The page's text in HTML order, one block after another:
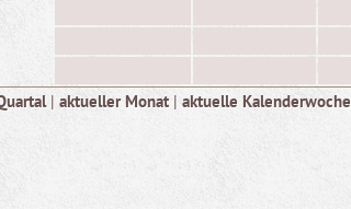
| aktueller Monat | aktuelle Kalenderwoche